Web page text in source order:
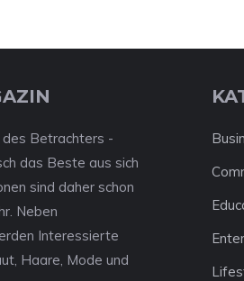
des Betrachters -
das Beste aus sich
sind daher schon
Neben
Interessierte
Haare, Mode und